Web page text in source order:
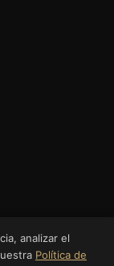
analizar el
Política de